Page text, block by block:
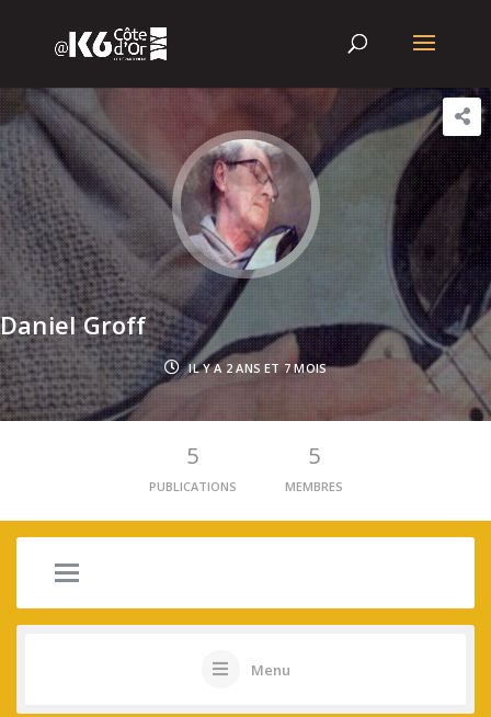
Daniel Groff
IL Y A 2 ANS ET 7 MOIS
5
PUBLICATIONS
5
MEMBRES
Menu